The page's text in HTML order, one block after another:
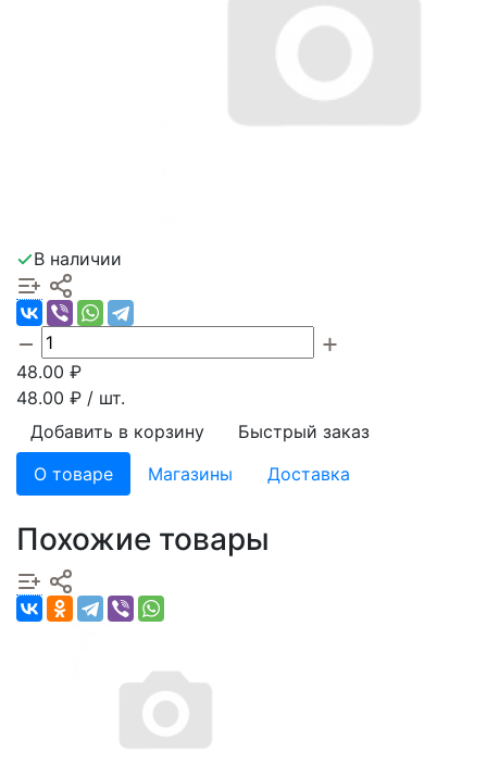
В наличии
48.00 ₽
48.00 ₽ / шт.
Добавить в корзину
Быстрый заказ
О товаре
Магазины Доставка
Похожие товары